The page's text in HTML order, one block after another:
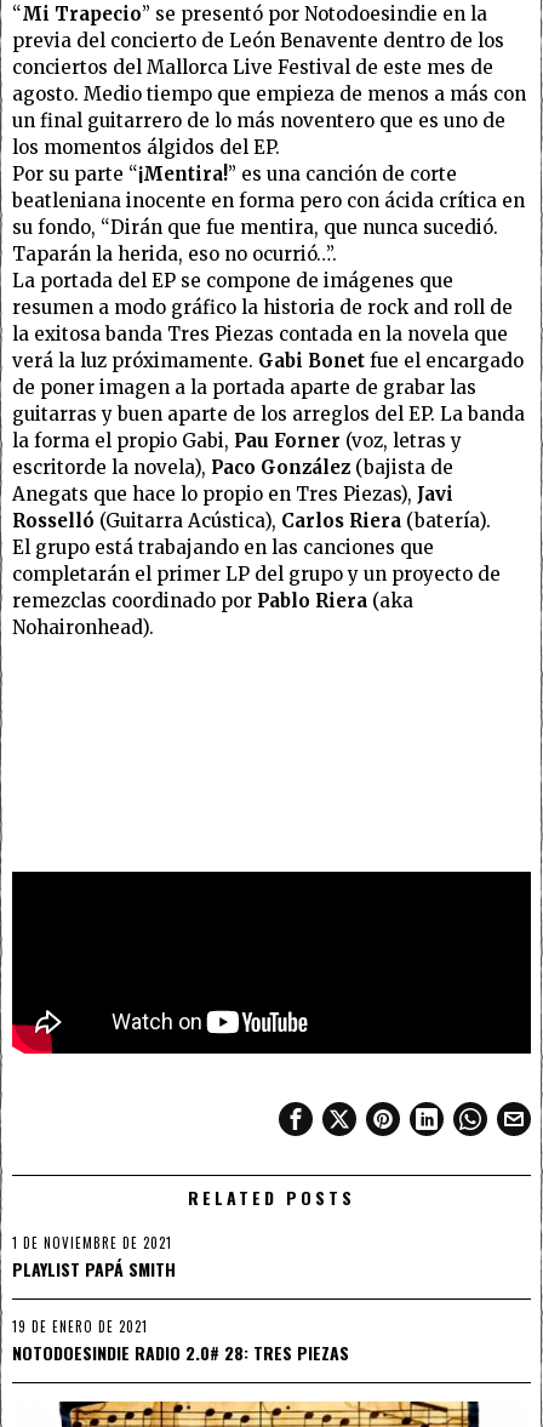
“Mi Trapecio” se presentó por Notodoesindie en la
previa del concierto de León Benavente dentro de los
conciertos del Mallorca Live Festival de este mes de
agosto. Medio tiempo que empieza de menos a más con
un final guitarrero de lo más noventero que es uno de
los momentos álgidos del EP.
Por su parte “¡Mentira!” es una canción de corte
beatleniana inocente en forma pero con ácida crítica en
su fondo, “Dirán que fue mentira, que nunca sucedió.
Taparán la herida, eso no ocurrió…”.
La portada del EP se compone de imágenes que
resumen a modo gráfico la historia de rock and roll de
la exitosa banda Tres Piezas contada en la novela que
verá la luz próximamente. Gabi Bonet fue el encargado
de poner imagen a la portada aparte de grabar las
guitarras y buen aparte de los arreglos del EP. La banda
la forma el propio Gabi, Pau Forner (voz, letras y
escritorde la novela), Paco González (bajista de
Anegats que hace lo propio en Tres Piezas), Javi
Rosselló (Guitarra Acústica), Carlos Riera (batería).
El grupo está trabajando en las canciones que
completarán el primer LP del grupo y un proyecto de
remezclas coordinado por Pablo Riera (aka
Nohaironhead).
RELATED POSTS
1 DE NOVIEMBRE DE 2021
PLAYLIST PAPÁ SMITH
19 DE ENERO DE 2021
NOTODOESINDIE RADIO 2.0# 28: TRES PIEZAS